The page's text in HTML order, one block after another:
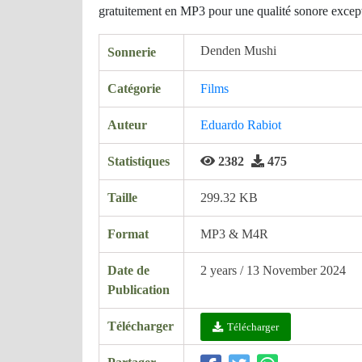
gratuitement en MP3 pour une qualité sonore
Sonnerie Denden Mushi
Catégorie Films
Auteur Eduardo Rabiot
Statistiques 2382 475
Taille 299.32 KB
Format MP3 & M4R
Date de
Publication
2 years / 13 November 2024
Télécharger Télécharger